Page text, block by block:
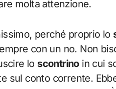
molta attenzione.
perché proprio lo
con un no. Non
lo scontrinoin cui
sul conto corrente.